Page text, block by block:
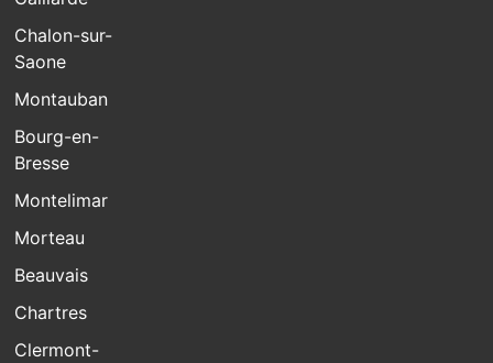
Chalon-sur-
Saone
Montauban
Bourg-en-
Bresse
Montelimar
Morteau
Beauvais
Chartres
Clermont-